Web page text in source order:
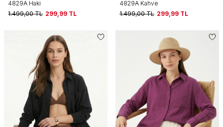
4829A Haki
1.499,00TL 299,99 TL
4829A Kahve
1.499,00TL 299,99 TL